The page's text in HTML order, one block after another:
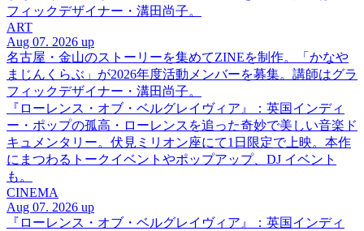
フィックデザイナー・溝田尚子。
ART
Aug 07. 2026 up
名古屋・金山のストーリーを集めてZINEを制作。「かなや
まじんくらぶ」が2026年度活動メンバーを募集。講師はグラ
フィックデザイナー・溝田尚子。
『ローレンス・オブ・ベルグレイヴィア』：英国インディ
ー・ポップの孤高・ローレンスを追った奇妙で美しい音楽ド
キュメンタリー。伏見ミリオン座にて1日限定で上映。本作
にまつわるトークイベントやポップアップ、DJ イベント
も。
CINEMA
Aug 07. 2026 up
『ローレンス・オブ・ベルグレイヴィア』：英国インディ